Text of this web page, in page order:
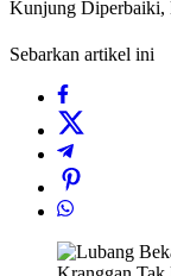
Kunjung Diperbaiki,
Sebarkan artikel ini